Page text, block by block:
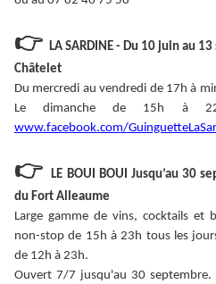
👉 LA SARDINE - Du 10 juin au
Châtelet
Du mercredi au vendredi de 17h à
Le dimanche de 15h à
www.facebook.com/
👉LE BOUI BOUI Jusqu’au 30
du Fort Alleaume
Large gamme de vins, cocktails et
non-stop de 15h à 23h tous les
de 12h à 23h.
Ouvert 7/7 jusqu'au 30